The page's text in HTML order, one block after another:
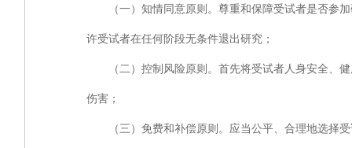
（一）知情同意原则。尊重和保障受试者是否参加
许受试者在任何阶段无条件退出研究；
（二）控制风险原则。首先将受试者人身安全、健
伤害；
（三）免费和补偿原则。应当公平、合理地选择受